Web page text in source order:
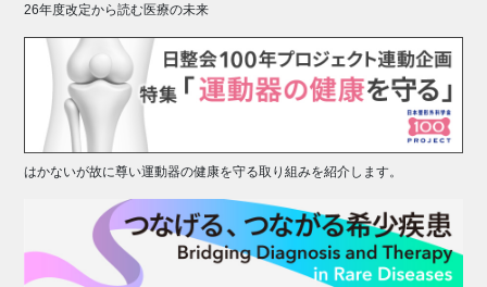
26年度改定から読む医療の未来
はかないが故に尊い運動器の健康を守る取り組みを紹介します。